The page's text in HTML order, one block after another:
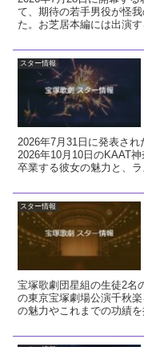
て、期待の若手男役が怪
た。お芝居本編には出演
スター情報
2026年7月31日に発表され
2026年10月10日のKAAT
卒業する彼女の魅力と、
スター情報
宝塚歌劇団星組の生徒2名
の東京宝塚劇場公演千秋
の魅力やこれまでの功績